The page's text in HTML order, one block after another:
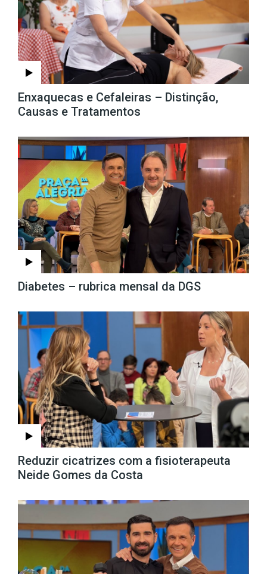
Enxaquecas e Cefaleiras – Distinção,
Causas e Tratamentos
Diabetes – rubrica mensal da DGS
Reduzir cicatrizes com a fisioterapeuta
Neide Gomes da Costa